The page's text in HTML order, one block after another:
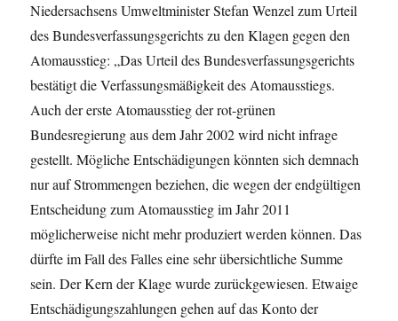
Niedersachsens Umweltminister Stefan Wenzel zum Urteil
des Bundesverfassungsgerichts zu den Klagen gegen den
Atomausstieg: „Das Urteil des Bundesverfassungsgerichts
bestätigt die Verfassungsmäßigkeit des Atomausstiegs.
Auch der erste Atomausstieg der rot-grünen
Bundesregierung aus dem Jahr 2002 wird nicht infrage
gestellt. Mögliche Entschädigungen könnten sich demnach
nur auf Strommengen beziehen, die wegen der endgültigen
Entscheidung zum Atomausstieg im Jahr 2011
möglicherweise nicht mehr produziert werden können. Das
dürfte im Fall des Falles eine sehr übersichtliche Summe
sein. Der Kern der Klage wurde zurückgewiesen. Etwaige
Entschädigungszahlungen gehen auf das Konto der